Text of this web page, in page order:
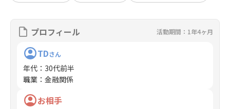
プロフィール 活動期間：1年4ヶ月
TDさん
年代 ： 30代前半
職業 ： 金融関係
お相手